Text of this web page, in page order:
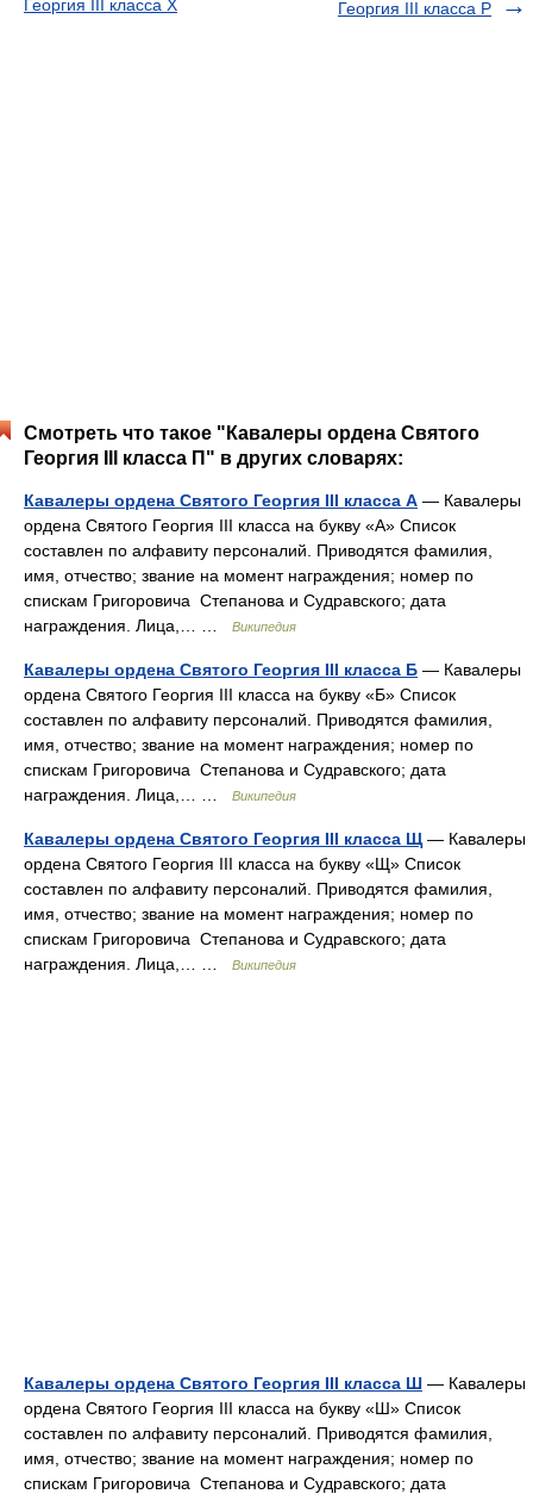
Георгия III класса Х Георгия III класса Р
Смотреть что такое "Кавалеры ордена Святого
Георгия III класса П" в других словарях:
Кавалеры ордена Святого Георгия III класса А — Кавалеры
ордена Святого Георгия III класса на букву «А» Список
составлен по алфавиту персоналий. Приводятся фамилия,
имя, отчество; звание на момент награждения; номер по
спискам Григоровича Степанова и Судравского; дата
награждения. Лица,… …
Википедия
Кавалеры ордена Святого Георгия III класса Б — Кавалеры
ордена Святого Георгия III класса на букву «Б» Список
составлен по алфавиту персоналий. Приводятся фамилия,
имя, отчество; звание на момент награждения; номер по
спискам Григоровича Степанова и Судравского; дата
награждения. Лица,… …
Википедия
Кавалеры ордена Святого Георгия III класса Щ— Кавалеры
ордена Святого Георгия III класса на букву «Щ» Список
составлен по алфавиту персоналий. Приводятся фамилия,
имя, отчество; звание на момент награждения; номер по
спискам Григоровича Степанова и Судравского; дата
награждения. Лица,… …
Википедия
Кавалеры ордена Святого Георгия III класса Ш — Кавалеры
ордена Святого Георгия III класса на букву «Ш» Список
составлен по алфавиту персоналий. Приводятся фамилия,
имя, отчество; звание на момент награждения; номер по
спискам Григоровича Степанова и Судравского; дата